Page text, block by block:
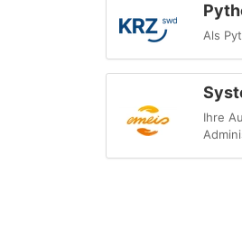
Als
Ihre